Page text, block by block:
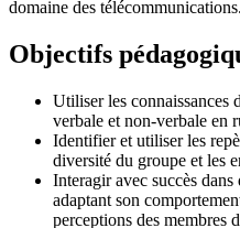
domaine des télécommunications.
Objectifs
Utiliser les connaissances
verbale et non-verbale en
Identifier et utiliser les
diversité du groupe et les
Interagir avec succès
adaptant son
perceptions des membres